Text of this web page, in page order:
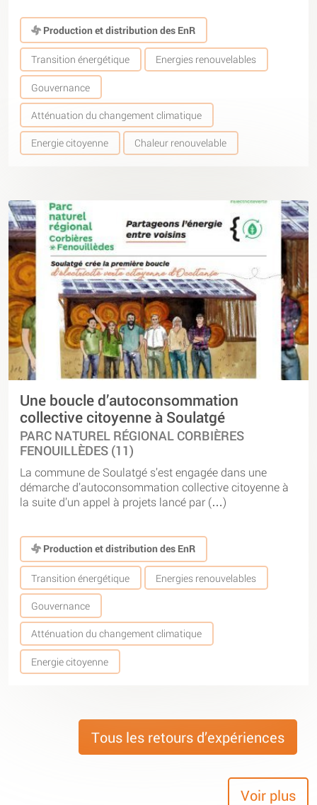
Production et distribution des EnR
Transition énergétique Energies renouvelables
Gouvernance
Atténuation du changement climatique
Energie citoyenne Chaleur renouvelable
Une boucle d’autoconsommation
collective citoyenne à Soulatgé
PARC NATUREL RÉGIONAL CORBIÈRES
FENOUILLÈDES (11)
La commune de Soulatgé s’est engagée dans une
démarche d’autoconsommation collective citoyenne à
la suite d’un appel à projets lancé par (…)
Production et distribution des EnR
Transition énergétique Energies renouvelables
Gouvernance
Atténuation du changement climatique
Energie citoyenne
Tous les retours d’expériences
Voir plus